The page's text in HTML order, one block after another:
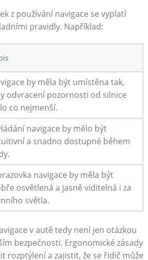
z používání navigace se vyplatí
pravidly. Například:
by měla ​být umístěna tak,
odvracení pozornosti od silnice
co⁣ nejmenší.
navigace by mělo být
a snadno​ dostupné během
navigace by měla být
osvětlená a jasně viditelná i za‌
světla.
v‌ autě tedy není jen otázkou
bezpečnosti. Ergonomické⁢ zásady
rozptýlení a zajistit, že se řidič může